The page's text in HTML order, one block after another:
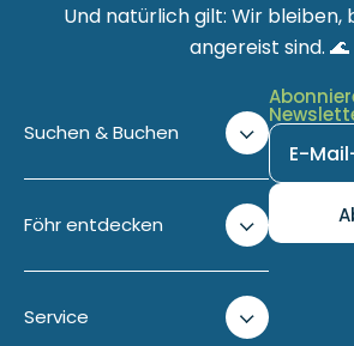
Und natürlich gilt: Wir bleiben,
angereist sind. 🌊
Suchen & Buchen
Föhr entdecken
Service